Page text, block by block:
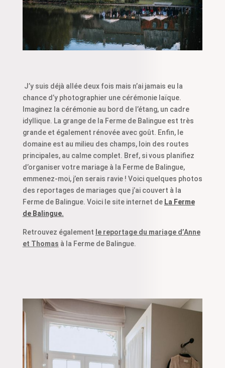
J’y suis déjà allée deux fois mais n’ai jamais eu la
chance d’y photographier une cérémonie laïque.
Imaginez la cérémonie au bord de l’étang, un cadre
idyllique. La grange de la Ferme de Balingue est très
grande et également rénovée avec goût. Enfin, le
domaine est au milieu des champs, loin des routes
principales, au calme complet. Bref, si vous planifiez
d’organiser votre mariage à la Ferme de Balingue,
emmenez-moi, j’en serais ravie ! Voici quelques photos
des reportages de mariages que j’ai couvert à la
Ferme de Balingue. Voici le site internet de La Ferme
de Balingue.
Retrouvez également le reportage du mariage d’Anne
et Thomas à la Ferme de Balingue.